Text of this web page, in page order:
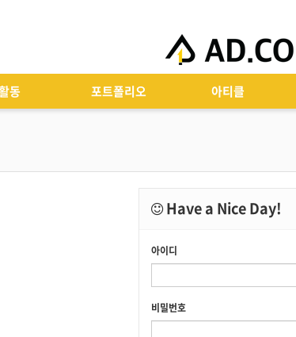
동 포트폴리오 아티클
Have a Nice Day!
아이디
비밀번호